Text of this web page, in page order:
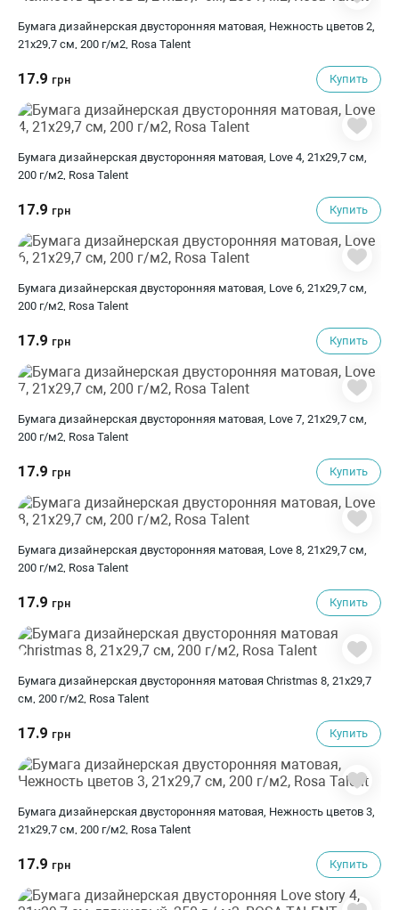
Бумага дизайнерская двусторонняя матовая, Нежность цветов 2,
21х29,7 см, 200 г/м2, Rosa Talent
17.9 грн Купить
Бумага дизайнерская двусторонняя матовая, Love 4, 21х29,7 см,
200 г/м2, Rosa Talent
17.9 грн Купить
Бумага дизайнерская двусторонняя матовая, Love 6, 21х29,7 см,
200 г/м2, Rosa Talent
17.9 грн Купить
Бумага дизайнерская двусторонняя матовая, Love 7, 21х29,7 см,
200 г/м2, Rosa Talent
17.9 грн Купить
Бумага дизайнерская двусторонняя матовая, Love 8, 21х29,7 см,
200 г/м2, Rosa Talent
17.9 грн Купить
Бумага дизайнерская двусторонняя матовая Christmas 8, 21х29,7
см, 200 г/м2, Rosa Talent
17.9 грн Купить
Бумага дизайнерская двусторонняя матовая, Нежность цветов 3,
21х29,7 см, 200 г/м2, Rosa Talent
17.9 грн Купить